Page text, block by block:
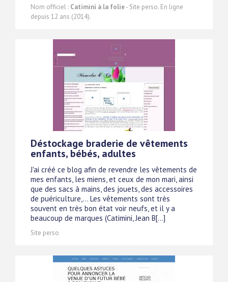
Nom officiel : Catimini à la folie- Site perso. En ligne
depuis 12 ans (2014).
Déstockage braderie de vêtements
enfants, bébés, adultes
J'ai créé ce blog afin de revendre les vêtements de
mes enfants, les miens, et ceux de mon mari, ainsi
que des sacs à mains, des jouets, des accessoires
de puériculture,... Les vêtements sont très
souvent en très bon état voir neufs, et il y a
beaucoup de marques (Catimini, Jean B[...]
Site perso